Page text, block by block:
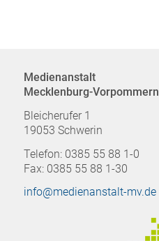
Medienanstalt
Mecklenburg-Vorpommern
Bleicherufer 1
19053 Schwerin
Telefon: 0385 55 88 1-0
Fax: 0385 55 88 1-30
info@medienanstalt-mv.de